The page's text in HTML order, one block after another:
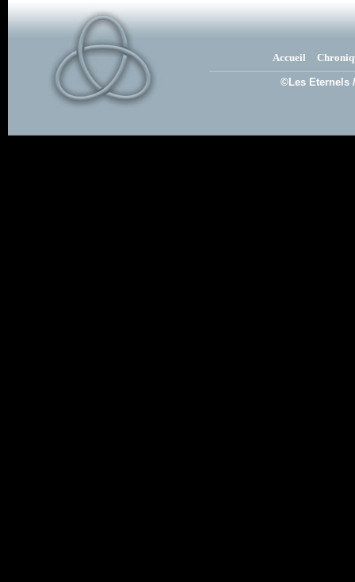
Accueil
©Les Eternels